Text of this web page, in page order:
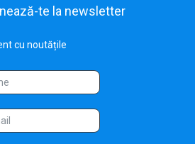
te la newsletter
cu noutățile